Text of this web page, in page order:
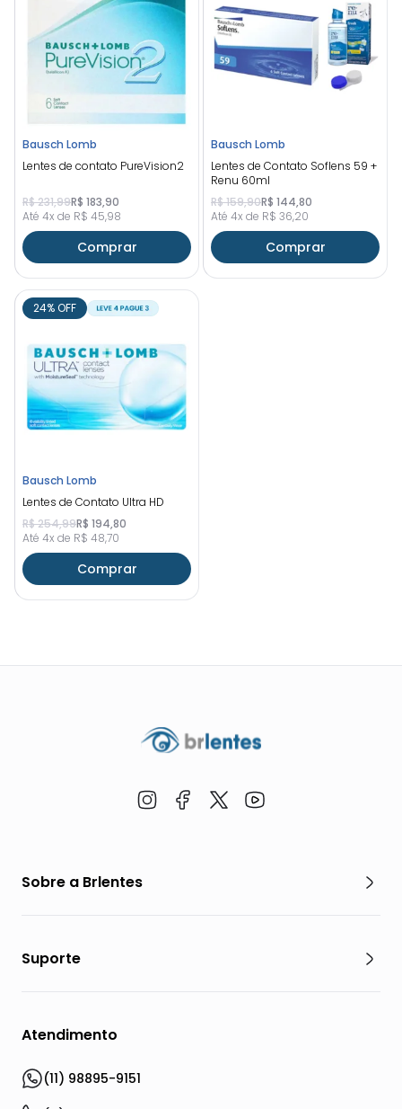
Bausch Lomb
Lentes de contato PureVision2
R$ 231,99R$ 183,90
Até 4x de R$ 45,98
Comprar
Bausch Lomb
Lentes de Contato Soflens 59 +
Renu 60ml
R$ 159,90R$ 144,80
Até 4x de R$ 36,20
Comprar
24% OFF
Bausch Lomb
Lentes de Contato Ultra HD
R$ 254,99R$ 194,80
Até 4x de R$ 48,70
Comprar
Sobre a Brlentes
Suporte
Atendimento
(11) 98895-9151